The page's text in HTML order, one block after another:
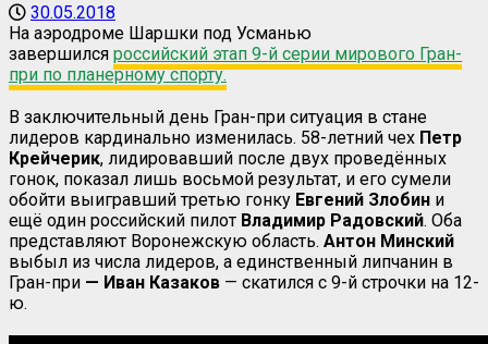
30.05.2018
На аэродроме Шаршки под Усманью
завершился российский этап 9-й серии мирового Гран-
при по планерному спорту.
В заключительный день Гран-при ситуация в стане
лидеров кардинально изменилась. 58-летний чех Петр
Крейчерик, лидировавший после двух проведённых
гонок, показал лишь восьмой результат, и его сумели
обойти выигравший третью гонку Евгений Злобин и
ещё один российский пилот Владимир Радовский. Оба
представляют Воронежскую область. Антон Минский
выбыл из числа лидеров, а единственный липчанин в
Гран-при — Иван Казаков — скатился с 9-й строчки на 12-
ю.